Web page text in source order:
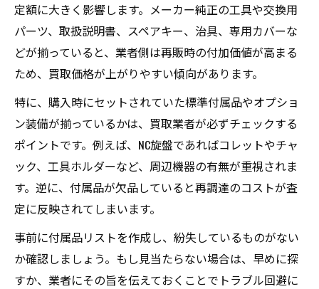
定額に大きく影響します。メーカー純正の工具や交換用
パーツ、取扱説明書、スペアキー、治具、専用カバーな
どが揃っていると、業者側は再販時の付加価値が高まる
ため、買取価格が上がりやすい傾向があります。
特に、購入時にセットされていた標準付属品やオプショ
ン装備が揃っているかは、買取業者が必ずチェックする
ポイントです。例えば、NC旋盤であればコレットやチャ
ック、工具ホルダーなど、周辺機器の有無が重視されま
す。逆に、付属品が欠品していると再調達のコストが査
定に反映されてしまいます。
事前に付属品リストを作成し、紛失しているものがない
か確認しましょう。もし見当たらない場合は、早めに探
すか、業者にその旨を伝えておくことでトラブル回避に